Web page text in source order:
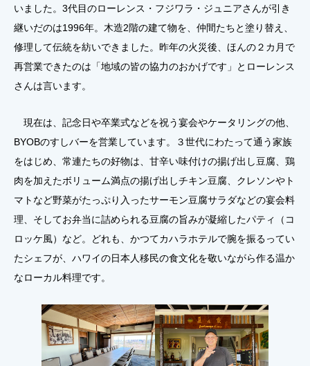
いました。3代目のローレンス・フジワラ・ジュニアさんが引き
継いだのは1996年。木造2階の建て物を、仲間たちと塗り替え、
修理して伝統を紡いできました。昨年の火災後、ほんの２カ月で
再営業できたのは「地域の皆の協力のおかげです」とローレンス
さんは言います。
現在は、記念日や卒業式などを祝う宴会やケータリングの他、
BYOBのすしバーを営業しています。３世代にわたって通う家族
をはじめ、常連たちの好物は、甘辛い味付けの揚げ出し豆腐、鶏
肉を加えたボリューム満点の揚げ出しチキン豆腐、クレソンやト
マトなど野菜がたっぷり入ったサーモン豆腐サラダなどの宴会料
理、そしてお弁当に詰められる豆腐の旨みが凝縮したパティ（コ
ロッケ風）など。どれも、かつてカハラホテルで腕を振るってい
たシェフが、ハワイの日本人移民の食文化を敬いながら作る温か
なローカル料理です。